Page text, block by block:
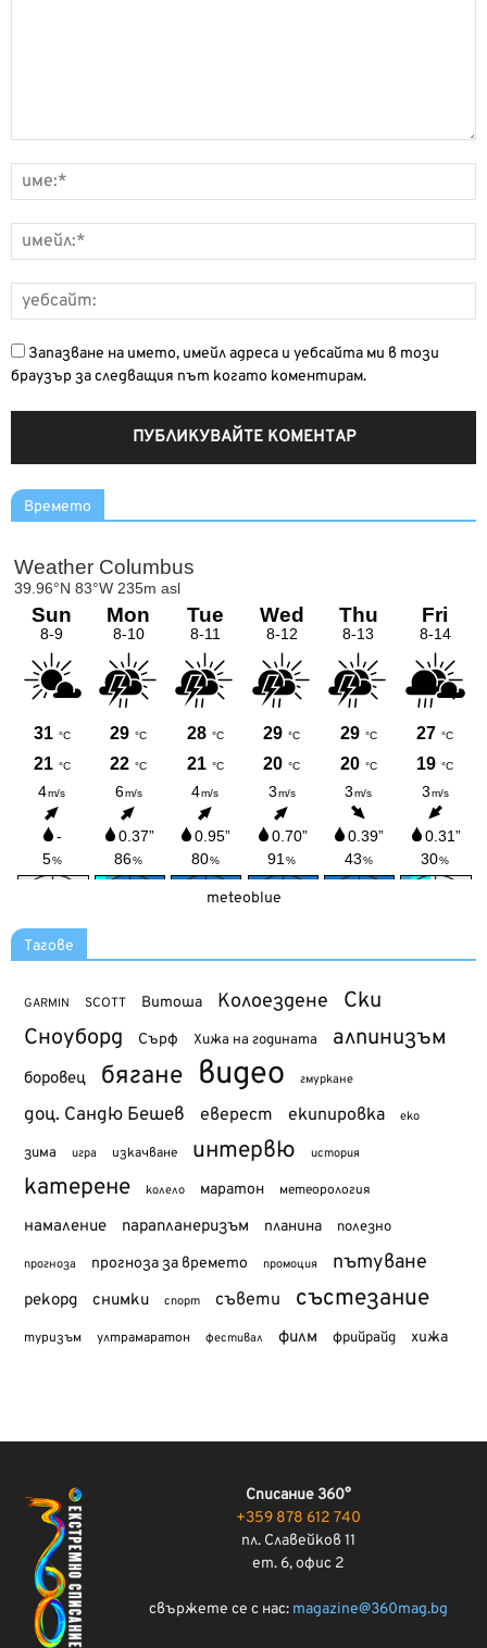
Запазване на името, имейл адреса и уебсайта ми в този
браузър за следващия път когато коментирам.
Времето
meteoblue
Тагове
GARMIN SCOTT Витоша Колоездене Ски
Сноуборд Сърф Хижа на годината алпинизъм
боровец бягане видео гмуркане
доц. Сандю Бешев еверест екипировка еко
зима игра изкачване интервю история
катерене колело маратон метеорология
намаление парапланеризъм планина полезно
прогноза прогноза за времето промоция пътуване
рекорд снимки спорт съвети състезание
туризъм ултрамаратон фестивал филм фрийрайд хижа
Списание 360°
+359 878 612 740
пл. Славейков 11
ет. 6, офис 2
свържете се с нас: magazine@360mag.bg